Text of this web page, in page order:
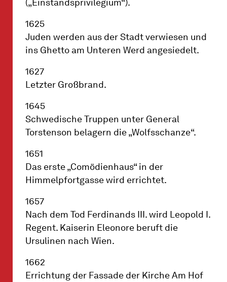
(„Einstandsprivilegium“).
1625
Juden werden aus der Stadt verwiesen und
ins Ghetto am Unteren Werd angesiedelt.
1627
Letzter Großbrand.
1645
Schwedische Truppen unter General
Torstenson belagern die „Wolfsschanze“.
1651
Das erste „Comödienhaus“ in der
Himmelpfortgasse wird errichtet.
1657
Nach dem Tod Ferdinands III. wird Leopold I.
Regent. Kaiserin Eleonore beruft die
Ursulinen nach Wien.
1662
Errichtung der Fassade der Kirche Am Hof